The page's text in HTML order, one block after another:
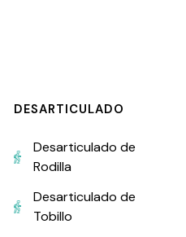
DESARTICULADO
Desarticulado de
Rodilla
Desarticulado de
Tobillo